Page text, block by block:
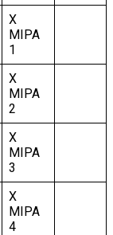
X
MIPA
1
X
MIPA
2
X
MIPA
3
X
MIPA
4